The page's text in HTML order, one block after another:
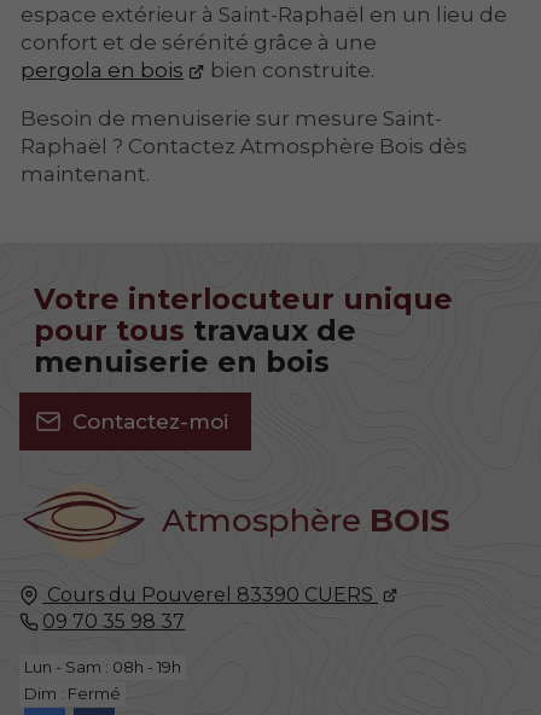
espace extérieur à Saint-Raphaël en un lieu de
confort et de sérénité grâce à une
pergola en bois
bien construite.
Besoin de menuiserie sur mesure Saint-
Raphaël ? Contactez Atmosphère Bois dès
maintenant.
Atmosphère BOIS
Cours du Pouverel 83390 CUERS
09 70 35 98 37
Lun - Sam : 08h - 19h
Dim : Fermé
Votre interlocuteur unique
pour tous travaux de
menuiserie en bois
Contactez-moi